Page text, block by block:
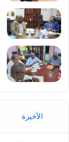
الأخيرة